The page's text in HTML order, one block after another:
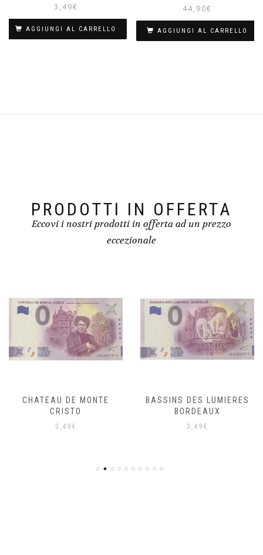
3,49€
AGGIUNGI AL CARRELLO
44,90€
AGGIUNGI AL CARRELLO
PRODOTTI IN OFFERTA
Eccovi i nostri prodotti in offerta ad un prezzo
eccezionale
CHATEAU DE MONTE
CRISTO
3,49 €
BASSINS DES LUMIERES
BORDEAUX
3,49 €